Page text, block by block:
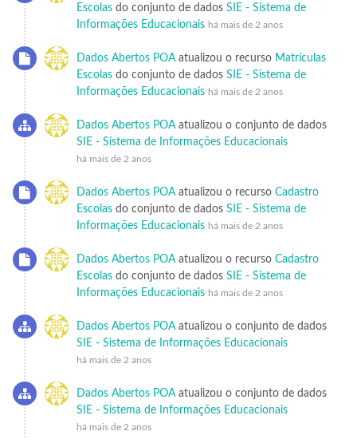
Escolas do conjunto de dados SIE - Sistema de
Informações Educacionais há mais de 2 anos
Dados Abertos POAatualizou o recurso Matrículas
Escolas do conjunto de dados SIE - Sistema de
Informações Educacionais há mais de 2 anos
Dados Abertos POAatualizou o conjunto de dados
SIE - Sistema de Informações Educacionais
há mais de 2 anos
Dados Abertos POAatualizou o recurso Cadastro
Escolas do conjunto de dados SIE - Sistema de
Informações Educacionais há mais de 2 anos
Dados Abertos POAatualizou o recurso Cadastro
Escolas do conjunto de dados SIE - Sistema de
Informações Educacionais há mais de 2 anos
Dados Abertos POAatualizou o conjunto de dados
SIE - Sistema de Informações Educacionais
há mais de 2 anos
Dados Abertos POAatualizou o conjunto de dados
SIE - Sistema de Informações Educacionais
há mais de 2 anos